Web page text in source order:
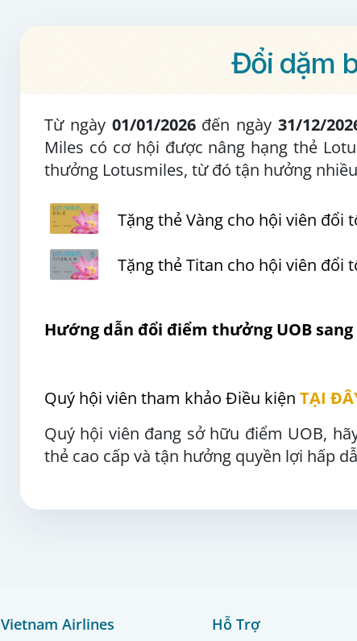
Đổi dặm
Từ ngày 01/01/2026đến ngày 31/12/
Miles có cơ hội được nâng hạng thẻ
thưởng Lotusmiles, từ đó tận hưởng
Tặng thẻ Vàng cho hội viên đổi
Tặng thẻ Titan cho hội viên đổi
Hướng dẫn đổi điểm thưởng UOB sang
Quý hội viên tham khảo Điều kiện TẠI
Quý hội viên đang sở hữu điểm UOB,
thẻ cao cấp và tận hưởng quyền lợi hấp
Vietnam Airlines Hỗ Trợ